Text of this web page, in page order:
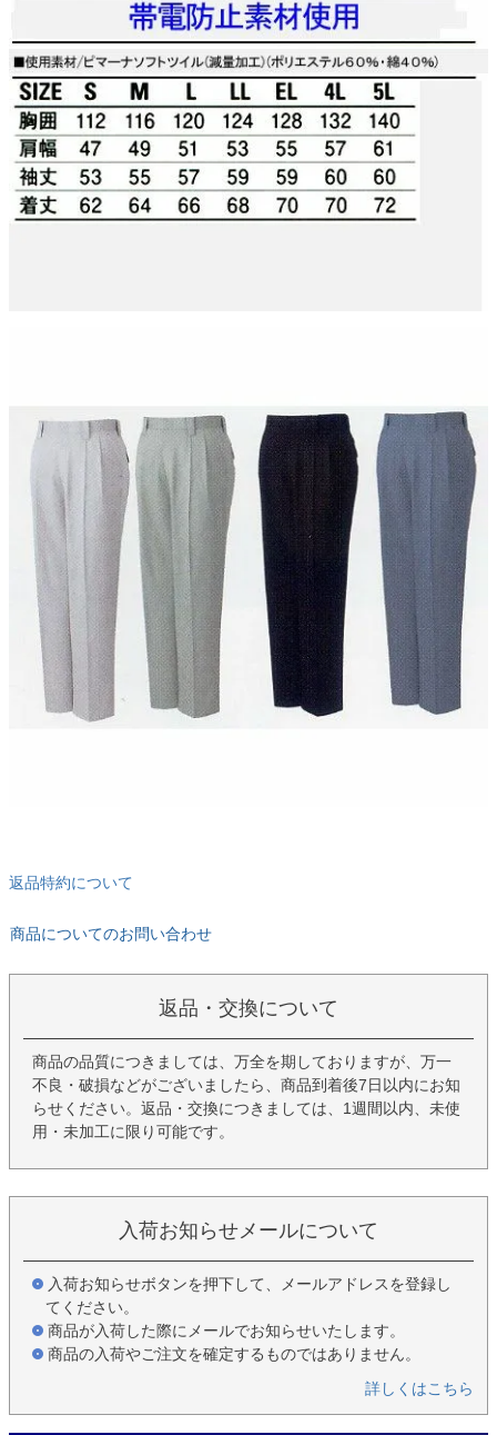
返品特約について
商品についてのお問い合わせ
返品・交換について
商品の品質につきましては、万全を期しておりますが、万一
不良・破損などがございましたら、商品到着後7日以内にお知
らせください。返品・交換につきましては、1週間以内、未使
用・未加工に限り可能です。
入荷お知らせメールについて
入荷お知らせボタンを押下して、メールアドレスを登録し
てください。
商品が入荷した際にメールでお知らせいたします。
商品の入荷やご注文を確定するものではありません。
詳しくはこちら